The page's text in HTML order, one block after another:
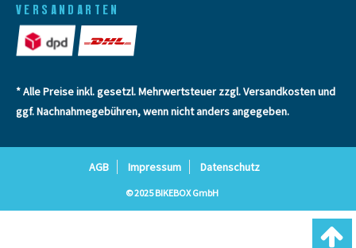
VERSANDARTEN
* Alle Preise inkl. gesetzl. Mehrwertsteuer zzgl.Versandkostenund
ggf. Nachnahmegebühren, wenn nicht anders angegeben.
AGB Impressum Datenschutz
© 2025 BIKEBOX GmbH